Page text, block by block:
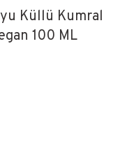
Küllü Kumral
100 ML